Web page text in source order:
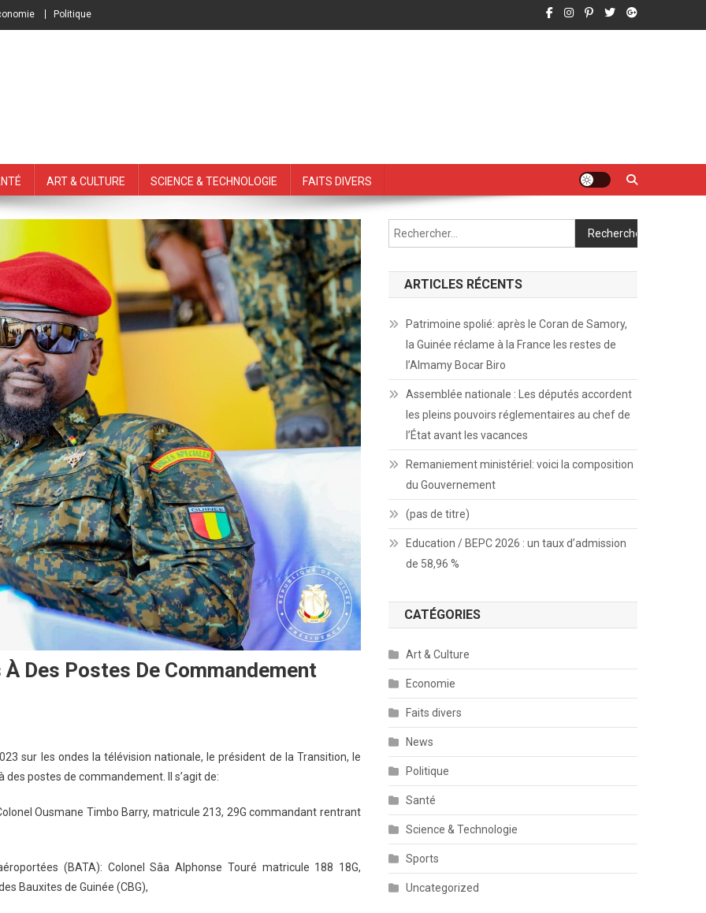
Politique
Art & Culture Science & Technologie Faits Divers
Des Postes De Commandement
sur les ondes la télévision nationale, le président de la Transition, le
postes de commandement. Il s’agit de:
Ousmane Timbo Barry, matricule 213, 29G commandant rentrant
(BATA): Colonel Sâa Alphonse Touré matricule 188 18G,
Bauxites de Guinée (CBG),
Rechercher :
ARTICLES RÉCENTS
Patrimoine spolié: après le Coran de Samory,
la Guinée réclame à la France les restes de
l’Almamy Bocar Biro
Assemblée nationale : Les députés accordent
les pleins pouvoirs réglementaires au chef de
l’État avant les vacances
Remaniement ministériel: voici la composition
du Gouvernement
(pas de titre)
Education / BEPC 2026 : un taux d’admission
de 58,96 %
CATÉGORIES
Art & Culture
Economie
Faits divers
News
Politique
Santé
Science & Technologie
Sports
Uncategorized